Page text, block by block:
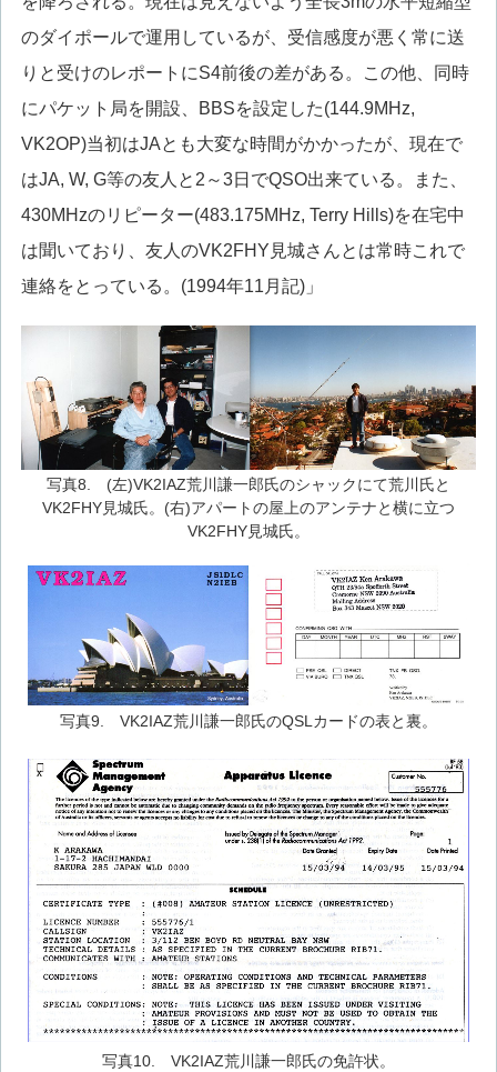
のダイポールで運用しているが、受信感度が悪く常に送
りと受けのレポートにS4前後の差がある。この他、同時
にパケット局を開設、BBSを設定した(144.9MHz,
VK2OP)当初はJAとも大変な時間がかかったが、現在で
はJA, W, G等の友人と2～3日でQSO出来ている。また、
430MHzのリピーター(483.175MHz, Terry Hills)を在宅中
は聞いており、友人のVK2FHY見城さんとは常時これで
連絡をとっている。(1994年11月記)」
写真8. (左)VK2IAZ荒川謙一郎氏のシャックにて荒川氏と
VK2FHY見城氏。(右)アパートの屋上のアンテナと横に立つ
VK2FHY見城氏。
写真9. VK2IAZ荒川謙一郎氏のQSLカードの表と裏。
写真10. VK2IAZ荒川謙一郎氏の免許状。